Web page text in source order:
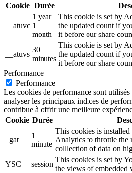
Cookie Durée
__atuvc
1 year
1
month
This cookie is set by
the updated count if
it before our share
__atuvs
30
minutes
This cookie is set by
the updated count if
it before our share
Performance
Performance
Les cookies de performance sont
analyser les principaux indices de
contribue à offrir une meilleure
Cookie Durée
_gat
1
minute
This cookies is
Analytics to throttle the
colllection of data on
YSC
session
This cookies is set by
the views of embedded